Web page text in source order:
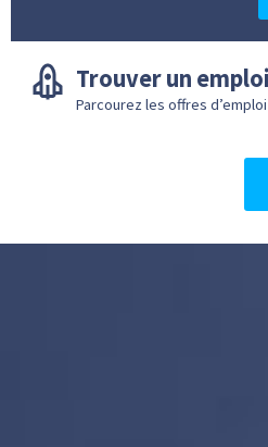
Trouver un emploi
Parcourez les offres